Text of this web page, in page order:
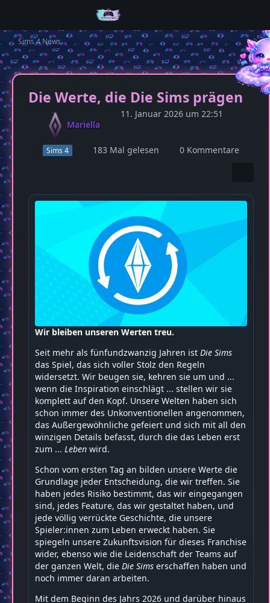
Sims 4 News
Die Werte, die Die Sims prägen
Mariella
11. Januar 2026 um 22:51
Sims 4 183 Mal gelesen 0 Kommentare
Wir bleiben unseren Werten treu.
Seit mehr als fünfundzwanzig Jahren ist Die Sims
das Spiel, das sich voller Stolz den Regeln
widersetzt. Wir beugen sie, kehren sie um und ...
wenn die Inspiration einschlägt ... stellen wir sie
komplett auf den Kopf. Unsere Welten haben sich
schon immer des Unkonventionellen angenommen,
das Außergewöhnliche gefeiert und sich mit all den
winzigen Details befasst, durch die das Leben erst
zum ... Leben wird.
Schon vom ersten Tag an bilden unsere Werte die
Grundlage jeder Entscheidung, die wir treffen. Sie
haben jedes Risiko bestimmt, das wir eingegangen
sind, jedes Feature, das wir gestaltet haben, und
jede völlig verrückte Geschichte, die unsere
Spieler:innen zum Leben erweckt haben. Sie
spiegeln unsere Zukunftsvision für dieses Franchise
wider, ebenso wie die Leidenschaft der Teams auf
der ganzen Welt, die Die Sims erschaffen haben und
noch immer daran arbeiten.
Mit dem Beginn des Jahrs 2026 und darüber hinaus